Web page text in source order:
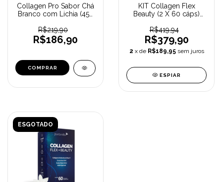
Collagen Pro Sabor Chá
Branco com Lichia (450
R$219,90
R$186,90
KIT Collagen Flex
Beauty (2 X 60 cáps)
R$419,94
R$379,90
2 x de R$189,95 sem juros
ESPIAR
ESGOTADO